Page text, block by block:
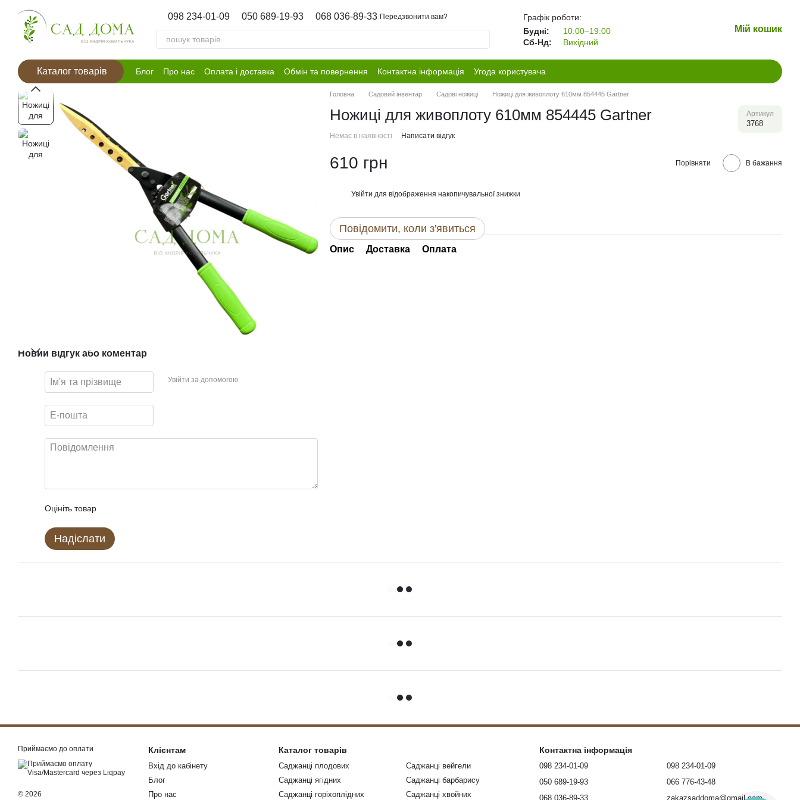
Перейти к основному контенту
098 234-01-09 050 689-19-93 068 036-89-33 Передзвонити вам?
Графік роботи:
Будні:
10:00–19:00
Сб-Нд:
Вихідний
Мій кошик
Каталог товарів Блог Про нас Оплата і доставка Обмін та повернення Контактна інформація Угода користувача
Новий відгук або коментар
Увійти за допомогою
Оцініть товар
Надіслати
Головна Садовий інвентар Садові ножиці Ножиці для живоплоту 610мм 854445 Gartner
Ножиці для живоплоту 610мм 854445 Gartner Артикул
3768
Немає в наявності Написати відгук
610 грн Порівняти В бажання
Увійти для відображення накопичувальної знижки
Повідомити, коли з'явиться
Опис Доставка Оплата
Приймаємо до оплати
© 2026
Клієнтам
Вхід до кабінету
Блог
Про нас
Каталог товарів
Саджанці плодових
Саджанці ягідних
Саджанці горіхоплідних
Саджанці вейгели
Саджанці барбарису
Саджанці хвойних
Контактна інформація
098 234-01-09
050 689-19-93
068 036-89-33
098 234-01-09
066 776-43-48
zakazsaddoma@gmail.com